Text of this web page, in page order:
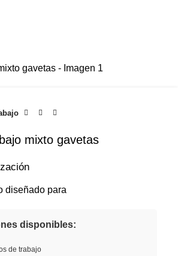
mixto gavetas
diseñado para
disponibles:
de trabajo